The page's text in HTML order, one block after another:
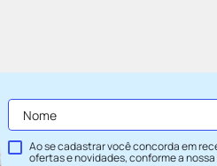
Ao se cadastrar você concorda em
ofertas e novidades, conforme a nossa